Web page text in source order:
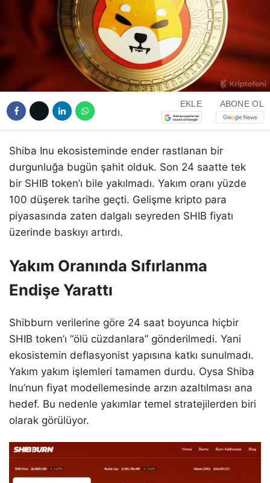
EKLE ABONE OL
Shiba Inu ekosisteminde ender rastlanan bir
durgunluğa bugün şahit olduk. Son 24 saatte tek
bir SHIB token’ı bile yakılmadı. Yakım oranı yüzde
100 düşerek tarihe geçti. Gelişme kripto para
piyasasında zaten dalgalı seyreden SHIB fiyatı
üzerinde baskıyı artırdı.
Yakım Oranında Sıfırlanma
Endişe Yarattı
Shibburn verilerine göre 24 saat boyunca hiçbir
SHIB token’ı “ölü cüzdanlara” gönderilmedi. Yani
ekosistemin deflasyonist yapısına katkı sunulmadı.
Yakım yakım işlemleri tamamen durdu. Oysa Shiba
Inu’nun fiyat modellemesinde arzın azaltılması ana
hedef. Bu nedenle yakımlar temel stratejilerden biri
olarak görülüyor.